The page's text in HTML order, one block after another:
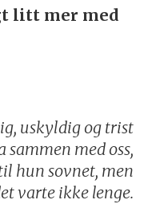
litt mer med
uskyldig og trist
med oss,
hun sovnet, men
varte ikke lenge.